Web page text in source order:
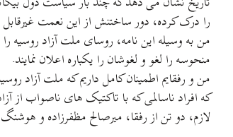
را درک کرده، دور ساختنش از این نعمت
من به وسیله این نامه، روسای ملت آزاد روسیه
منحوسه را لغو و لغوشان را یکباره اعلان نمایند.
من و رفقایم اطمینان کامل داریم که ملت آزاد
که افراد ناسالمی که با تاکتیک های ناصواب
لازم، دو تن از رفقا، میرصالح مظفرزاده و